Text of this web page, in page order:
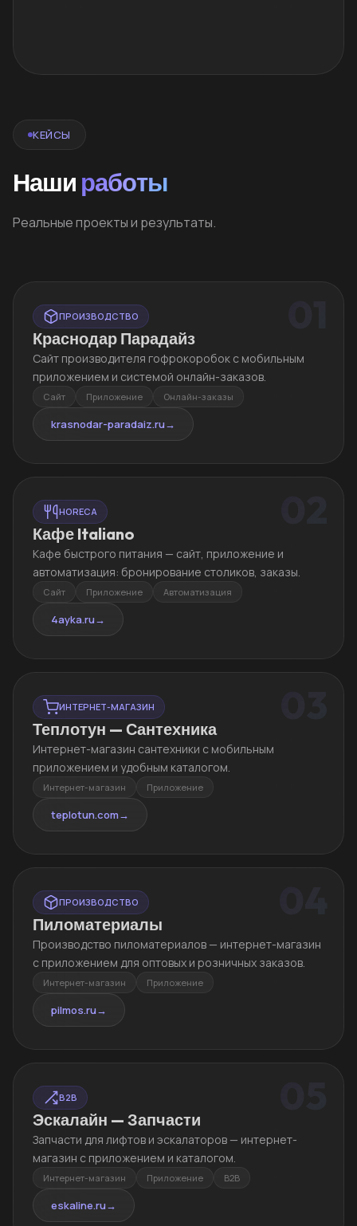
КЕЙСЫ
Наши работы
Реальные проекты и результаты.
ПРОИЗВОДСТВО
Краснодар Парадайз
Сайт производителя гофрокоробок с мобильным
приложением и системой онлайн-заказов.
Сайт Приложение Онлайн-заказы
krasnodar-paradaiz.ru→
HORECA
Кафе Italiano
Кафе быстрого питания — сайт, приложение и
автоматизация: бронирование столиков, заказы.
Сайт Приложение Автоматизация
4ayka.ru→
ИНТЕРНЕТ-МАГАЗИН
Теплотун — Сантехника
Интернет-магазин сантехники с мобильным
приложением и удобным каталогом.
Интернет-магазин Приложение
teplotun.com→
ПРОИЗВОДСТВО
Пиломатериалы
Производство пиломатериалов — интернет-магазин
с приложением для оптовых и розничных заказов.
Интернет-магазин Приложение
pilmos.ru→
B2B
Эскалайн — Запчасти
Запчасти для лифтов и эскалаторов — интернет-
магазин с приложением и каталогом.
Интернет-магазин Приложение B2B
eskaline.ru→